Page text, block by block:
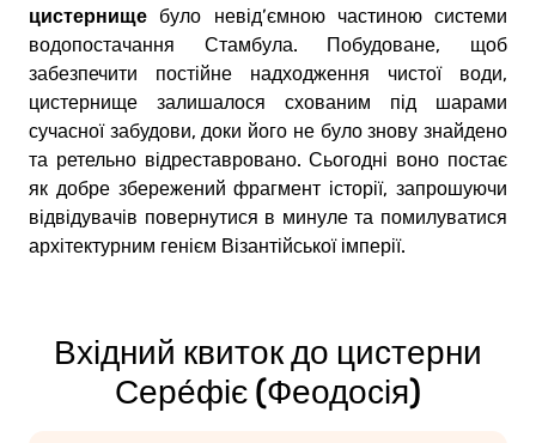
цистернище було невід’ємною частиною системи
водопостачання Стамбула. Побудоване, щоб
забезпечити постійне надходження чистої води,
цистернище залишалося схованим під шарами
сучасної забудови, доки його не було знову знайдено
та ретельно відреставровано. Сьогодні воно постає
як добре збережений фрагмент історії, запрошуючи
відвідувачів повернутися в минуле та помилуватися
архітектурним генієм Візантійської імперії.
Вхідний квиток до цистерни
Сере́фіє (Феодосія)